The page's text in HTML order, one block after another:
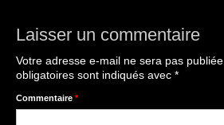
Laisser un commentaire
Votre adresse e-mail ne sera pas publiée.
obligatoires sont indiqués avec *
Commentaire *